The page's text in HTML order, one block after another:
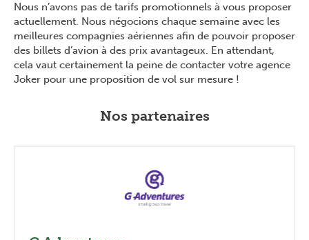
Nous n’avons pas de tarifs promotionnels à vous proposer
actuellement. Nous négocions chaque semaine avec les
meilleures compagnies aériennes afin de pouvoir proposer
des billets d’avion à des prix avantageux. En attendant,
cela vaut certainement la peine de contacter votre agence
Joker pour une proposition de vol sur mesure !
Nos partenaires